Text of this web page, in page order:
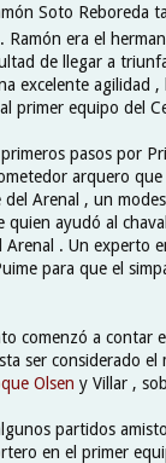
Soto Reboreda
. Ramón era el
de llegar a
excelente agilidad
primer equipo del
pasos por
arquero
Arenal , un
quien ayudó al
. Un experto
para que el
comenzó a contar
ser considerado
Olsen y Villar ,
partidos
en el primer